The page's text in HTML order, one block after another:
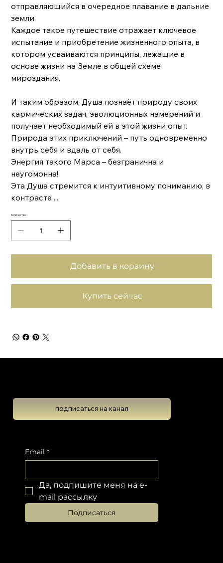
отправляющийся в очередное плавание в дальние
земли.
Каждое такое путешествие отражает ключевое
испытание и приобретение жизненного опыта, в
котором усваиваются принципы, лежащие в
основе жизни на Земле в общей схеме
мироздания.
И таким образом, Душа познаёт природу своих
кармических задач, эволюционных намерений и
получает необходимый ей в этой жизни опыт.
Природа этих приключений – путь одновременно
внутрь себя и вдаль от себя.
Энергия такого Марса – безгранична и
неугомонна!
Эта Душа стремится к интуитивному пониманию, в
контрасте...
Количество
Добавить в корзину
Купить сейчас
подписаться на канал
Email *
Да, подпишите меня на e-
mail рассылку
Подписаться